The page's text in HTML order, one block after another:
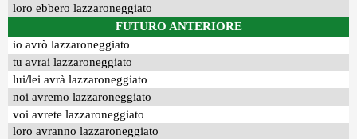
loro ebbero lazzaroneggiato
FUTURO ANTERIORE
io avrò lazzaroneggiato
tu avrai lazzaroneggiato
lui/lei avrà lazzaroneggiato
noi avremo lazzaroneggiato
voi avrete lazzaroneggiato
loro avranno lazzaroneggiato